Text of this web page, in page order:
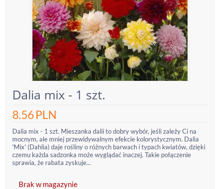
Dalia mix - 1 szt.
8.56PLN
Dalia mix - 1 szt. Mieszanka dalii to dobry wybór, jeśli zależy Ci na
mocnym, ale mniej przewidywalnym efekcie kolorystycznym. Dalia
'Mix' (Dahlia) daje rośliny o różnych barwach i typach kwiatów, dzięki
czemu każda sadzonka może wyglądać inaczej. Takie połączenie
sprawia, że rabata zyskuje...
Brak w magazynie